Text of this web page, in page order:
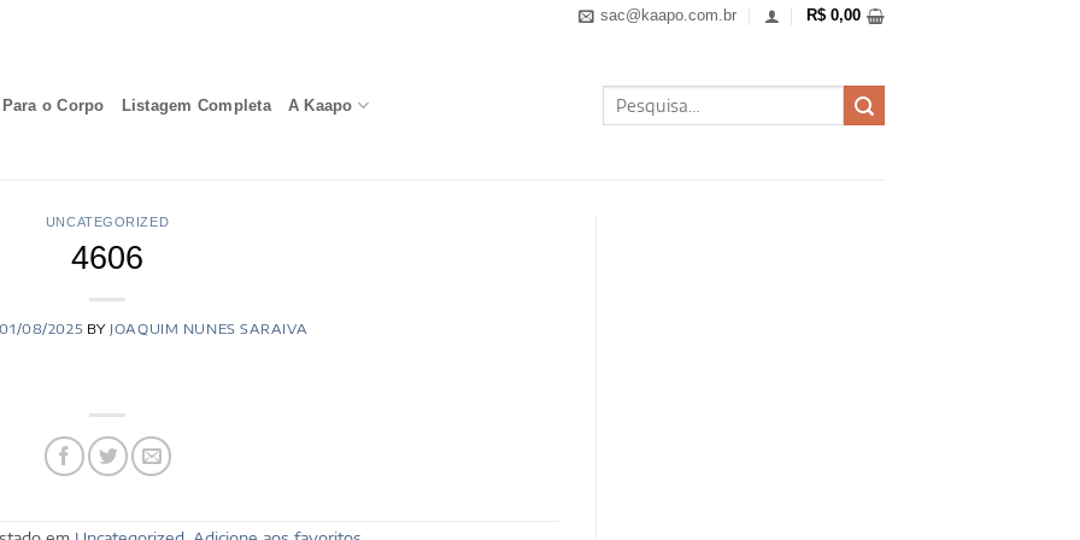
sac@kaapo.com.br R$ 0,00
Para o Corpo Listagem Completa A Kaapo
Pesquisar
por:
UNCATEGORIZED
4606
01/08/2025 BY JOAQUIM NUNES SARAIVA